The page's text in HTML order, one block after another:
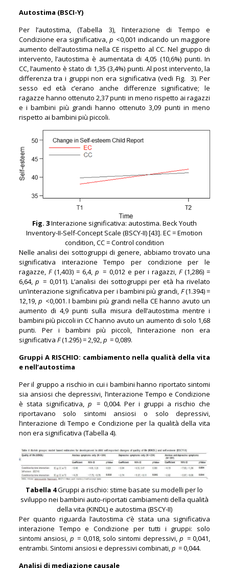
Autostima (BSCI-Y)
Per l’autostima, (Tabella 3), l’interazione di Tempo e
Condizione era significativa, p <0,001 indicando un maggiore
aumento dell’autostima nella CE rispetto al CC. Nel gruppo di
intervento, l’autostima è aumentata di 4,05 (10,6%) punti. In
CC, l’aumento è stato di 1,35 (3,4%) punti. Al post intervento, la
differenza tra i gruppi non era significativa (vedi Fig. 3). Per
sesso ed età c’erano anche differenze significative; le
ragazze hanno ottenuto 2,37 punti in meno rispetto ai ragazzi
e i bambini più grandi hanno ottenuto 3,09 punti in meno
rispetto ai bambini più piccoli.
Fig. 3Interazione significativa: autostima. Beck Youth
Inventory-II-Self-Concept Scale (BSCY-II) [43]. EC = Emotion
condition, CC = Control condition
Nelle analisi dei sottogruppi di genere, abbiamo trovato una
significativa interazione Tempo per condizione per le
ragazze, F(1,403) = 6,4,p = 0,012 e per i ragazzi, F(1,286) =
6,64,p = 0,011). L’analisi dei sottogruppi per età ha rivelato
un’interazione significativa per i bambini più grandi, F(1.394) =
12,19, p <0,001. I bambini più grandi nella CE hanno avuto un
aumento di 4,9 punti sulla misura dell’autostima mentre i
bambini più piccoli in CC hanno avuto un aumento di solo 1,68
punti. Per i bambini più piccoli, l’interazione non era
significativa F(1.295) = 2,92,p = 0,089.
Gruppi A RISCHIO: cambiamento nella qualità della vita
e nell’autostima
Per il gruppo a rischio in cui i bambini hanno riportato sintomi
sia ansiosi che depressivi, l’interazione Tempo e Condizione
è stata significativa, p = 0,004. Per i gruppi a rischio che
riportavano solo sintomi ansiosi o solo depressivi,
l’interazione di Tempo e Condizione per la qualità della vita
non era significativa (Tabella 4).
Tabella 4Gruppi a rischio: stime basate su modelli per lo
sviluppo nei bambini auto-riportati cambiamenti della qualità
della vita (KINDL) e autostima (BSCY-II)
Per quanto riguarda l’autostima c’è stata una significativa
interazione Tempo e Condizione per tutti i gruppi: solo
sintomi ansiosi, p = 0,018, solo sintomi depressivi,p = 0,041,
entrambi. Sintomi ansiosi e depressivi combinati,p = 0,044.
Analisi di mediazione causale